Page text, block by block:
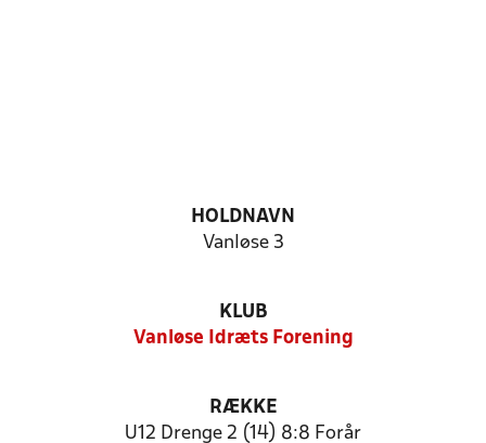
HOLDNAVN
Vanløse 3
KLUB
Vanløse Idræts Forening
RÆKKE
U12 Drenge 2 (14) 8:8 Forår